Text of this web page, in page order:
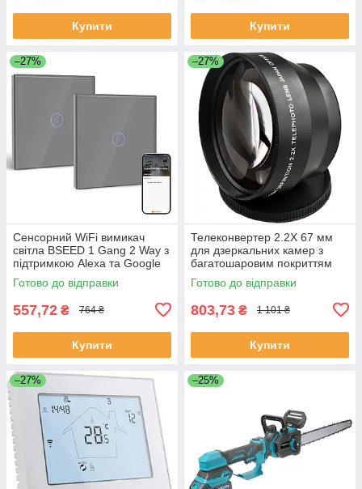
Купити Купити
–27%
Сенсорний WiFi вимикач
світла BSEED 1 Gang 2 Way з
підтримкою Alexa та Google
Home сірий
Готово до відправки
557,72 ₴ 764 ₴
Купити
–27%
Телеконвертер 2.2X 67 мм
для дзеркальних камер з
багатошаровим покриттям
Готово до відправки
803,73 ₴ 1 101 ₴
Купити
–27% –25%